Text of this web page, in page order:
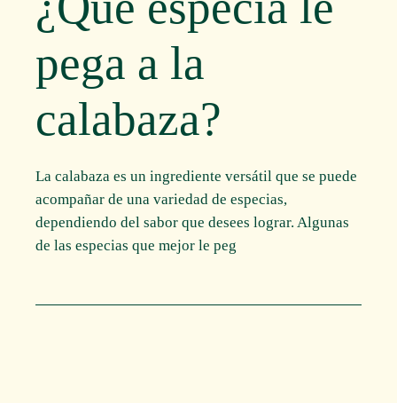
pega a la
calabaza?
La calabaza es un ingrediente versátil que se puede
acompañar de una variedad de especias,
dependiendo del sabor que desees lograr. Algunas
de las especias que mejor le peg